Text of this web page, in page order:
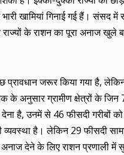
भारी खामियां गिनाई गई हैं। संसद
राज्यों के राशन का पूरा अनाज खुले
प्रावधान जरूर किया गया है,
अनुसार ग्रामीण क्षेत्रों के जिन
देना है, उनमें से 46 फीसदी गरीबों
व्यवस्था है। लेकिन 29 फीसदी
अनाज देने के लिए राशन प्रणाली में